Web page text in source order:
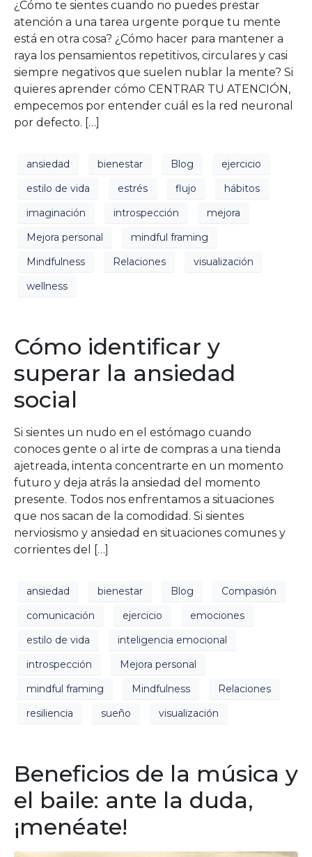
¿Cómo te sientes cuando no puedes prestar
atención a una tarea urgente porque tu mente
está en otra cosa? ¿Cómo hacer para mantener a
raya los pensamientos repetitivos, circulares y casi
siempre negativos que suelen nublar la mente? Si
quieres aprender cómo CENTRAR TU ATENCIÓN,
empecemos por entender cuál es la red neuronal
por defecto. […]
ansiedad bienestar Blog
ejercicio
estilo de vida
estrés flujo
hábitos
imaginación
introspección
mejora
Mejora personal
mindful framing
Mindfulness
Relaciones
visualización
wellness
Cómo identificar y
superar la ansiedad
social
Si sientes un nudo en el estómago cuando
conoces gente o al irte de compras a una tienda
ajetreada, intenta concentrarte en un momento
futuro y deja atrás la ansiedad del momento
presente. Todos nos enfrentamos a situaciones
que nos sacan de la comodidad. Si sientes
nerviosismo y ansiedad en situaciones comunes y
corrientes del […]
ansiedad bienestar Blog
Compasión
comunicación
ejercicio
emociones
estilo de vida
inteligencia emocional
introspección
Mejora personal
mindful framing
Mindfulness
Relaciones
resiliencia
sueño visualización
Beneficios de la música y
el baile: ante la duda,
¡menéate!